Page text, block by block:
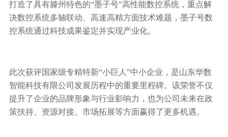
打造了具有滕州特色的“墨子号”高性能数控系统，重点解
决数控系统多轴联动、高速高精方面技术难题，墨子号数
控系统通过科技成果鉴定并实现产业化。
此次获评国家级专精特新“小巨人”中小企业，是山东华数
智能科技有限公司发展历程中的重要里程碑。该荣誉不仅
提升了企业的品牌形象与行业影响力，也为公司未来在政
策扶持、资源对接、市场拓展等方面赢得了更多机遇。